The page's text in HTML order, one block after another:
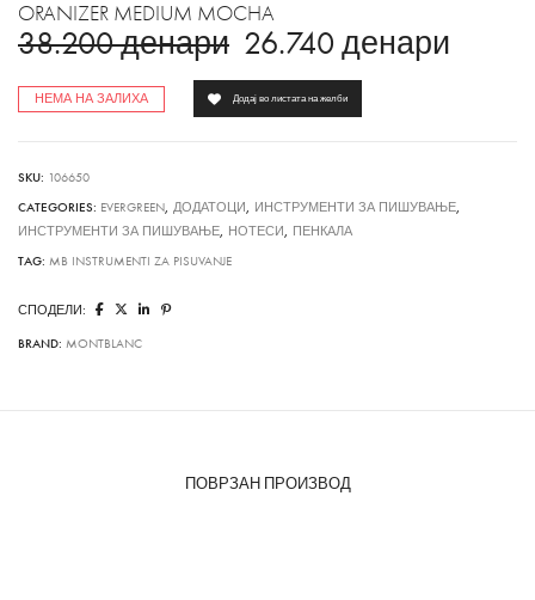
ORANIZER MEDIUM MOCHA
38.200денари 26.740 денари
НЕМА НА ЗАЛИХА Додај во листата на желби
SKU: 106650
CATEGORIES: EVERGREEN, ДОДАТОЦИ, ИНСТРУМЕНТИ ЗА ПИШУВАЊЕ,
ИНСТРУМЕНТИ ЗА ПИШУВАЊЕ, НОТЕСИ, ПЕНКАЛА
TAG: MB INSTRUMENTI ZA PISUVANJE
СПОДЕЛИ:
BRAND: MONTBLANC
ПОВРЗАН ПРОИЗВОД